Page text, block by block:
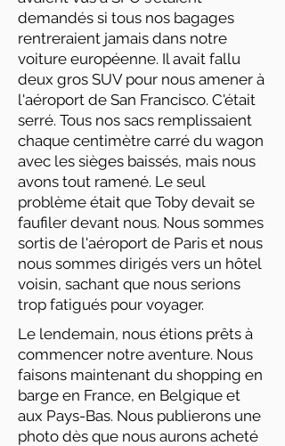
demandés si tous nos bagages
rentreraient jamais dans notre
voiture européenne. Il avait fallu
deux gros SUV pour nous amener à
l'aéroport de San Francisco. C'était
serré. Tous nos sacs remplissaient
chaque centimètre carré du wagon
avec les sièges baissés, mais nous
avons tout ramené. Le seul
problème était que Toby devait se
faufiler devant nous. Nous sommes
sortis de l'aéroport de Paris et nous
nous sommes dirigés vers un hôtel
voisin, sachant que nous serions
trop fatigués pour voyager.
Le lendemain, nous étions prêts à
commencer notre aventure. Nous
faisons maintenant du shopping en
barge en France, en Belgique et
aux Pays-Bas. Nous publierons une
photo dès que nous aurons acheté